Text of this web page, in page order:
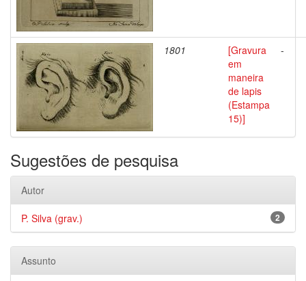
1801
[Gravura
em
maneira
de lapis
(Estampa
15)]
-
Sugestões de pesquisa
Autor
2
P. Silva (grav.)
Assunto